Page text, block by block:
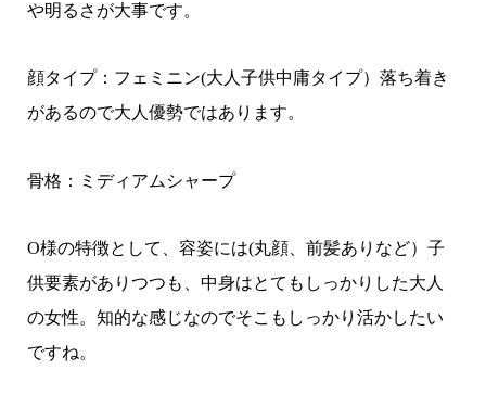
や明るさが大事です。
顔タイプ：フェミニン(大人子供中庸タイプ）落ち着き
があるので大人優勢ではあります。
骨格：ミディアムシャープ
O様の特徴として、容姿には(丸顔、前髪ありなど）子
供要素がありつつも、中身はとてもしっかりした大人
の女性。知的な感じなのでそこもしっかり活かしたい
ですね。